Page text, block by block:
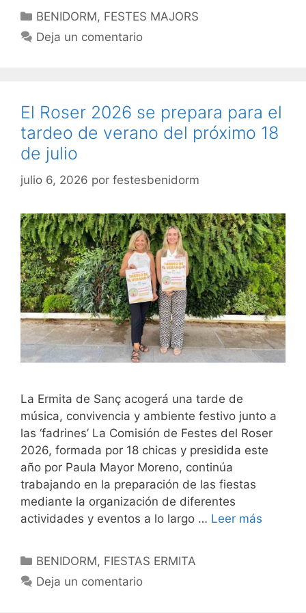
Categorías
BENIDORM, FESTES MAJORS
Deja un comentario
El Roser 2026 se prepara para el
tardeo de verano del próximo 18
de julio
julio 6, 2026 por festesbenidorm
La Ermita de Sanç acogerá una tarde de
música, convivencia y ambiente festivo junto a
las ‘fadrines’ La Comisión de Festes del Roser
2026, formada por 18 chicas y presidida este
año por Paula Mayor Moreno, continúa
trabajando en la preparación de las fiestas
mediante la organización de diferentes
actividades y eventos a lo largo … Leer más
Categorías
BENIDORM, FIESTAS ERMITA
Deja un comentario